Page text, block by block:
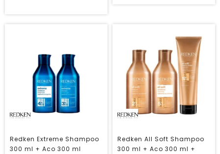
Redken Extreme Shampoo
300 ml + Aco 300 ml
Redken All Soft Shampoo
300 ml + Aco 300 ml +